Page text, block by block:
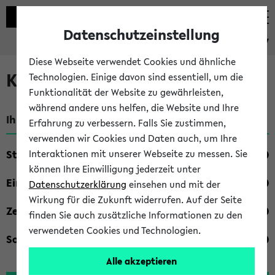
eKVV
Kombisuche im eKVV
Ihre Suchkriterien:
Studienfach
Einrichtung
Zeiten
Sonstiges
Datenschutzeinstellung
Diese Webseite verwendet Cookies und ähnliche
Technologien. Einige davon sind essentiell, um die
Funktionalität der Website zu gewährleisten,
während andere uns helfen, die Website und Ihre
Erfahrung zu verbessern. Falls Sie zustimmen,
verwenden wir Cookies und Daten auch, um Ihre
Interaktionen mit unserer Webseite zu messen. Sie
können Ihre Einwilligung jederzeit unter
Datenschutzerklärung einsehen und mit der
Wirkung für die Zukunft widerrufen. Auf der Seite
finden Sie auch zusätzliche Informationen zu den
verwendeten Cookies und Technologien.
Alle akzeptieren